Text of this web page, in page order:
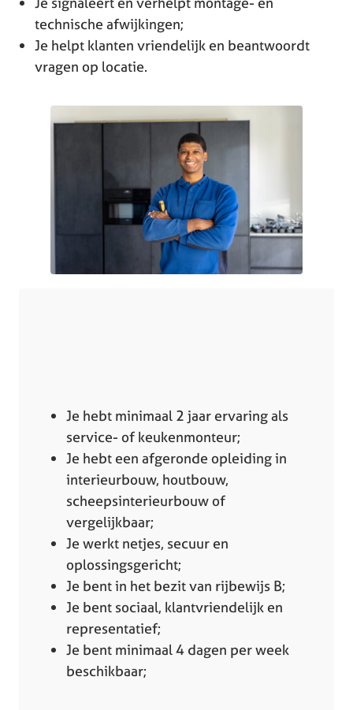
technische afwijkingen;
Je helpt klanten vriendelijk en beantwoordt
vragen op locatie.
Je hebt minimaal 2 jaar ervaring als
service- of keukenmonteur;
Je hebt een afgeronde opleiding in
interieurbouw, houtbouw,
scheepsinterieurbouw of
vergelijkbaar;
Je werkt netjes, secuur en
oplossingsgericht;
Je bent in het bezit van rijbewijs B;
Je bent sociaal, klantvriendelijk en
representatief;
Je bent minimaal 4 dagen per week
beschikbaar;